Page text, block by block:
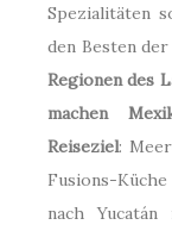
Spezialitäten
den Besten
Regionen des
machen
Reiseziel:
Fusions-
nach